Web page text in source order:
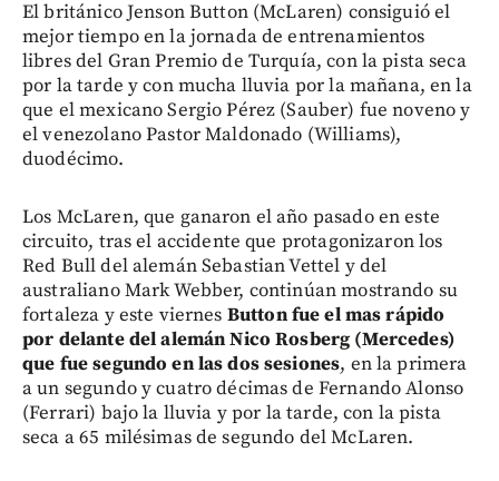
El británico Jenson Button (McLaren) consiguió el
mejor tiempo en la jornada de entrenamientos
libres del Gran Premio de Turquía, con la pista seca
por la tarde y con mucha lluvia por la mañana, en la
que el mexicano Sergio Pérez (Sauber) fue noveno y
el venezolano Pastor Maldonado (Williams),
duodécimo.
Los McLaren, que ganaron el año pasado en este
circuito, tras el accidente que protagonizaron los
Red Bull del alemán Sebastian Vettel y del
australiano Mark Webber, continúan mostrando su
fortaleza y este viernes Button fue el mas rápido
por delante del alemán Nico Rosberg (Mercedes)
que fue segundo en las dos sesiones, en la primera
a un segundo y cuatro décimas de Fernando Alonso
(Ferrari) bajo la lluvia y por la tarde, con la pista
seca a 65 milésimas de segundo del McLaren.